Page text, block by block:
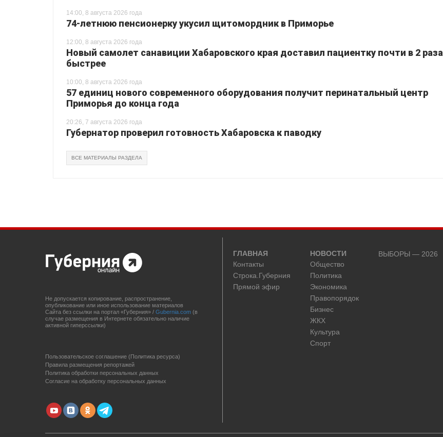
14:00, 8 августа 2026 года
74-летнюю пенсионерку укусил щитомордник в Приморье
12:00, 8 августа 2026 года
Новый самолет санавиции Хабаровского края доставил пациентку почти в 2 раза
быстрее
10:00, 8 августа 2026 года
57 единиц нового современного оборудования получит перинатальный центр
Приморья до конца года
20:26, 7 августа 2026 года
Губернатор проверил готовность Хабаровска к паводку
ВСЕ МАТЕРИАЛЫ РАЗДЕЛА
Не допускается копирование, распространение,
опубликование или иное использование материалов
Сайта без ссылки на портал «Губерния» / Gubernia.com (в
случае размещения в Интернете обязательно наличие
активной гиперссылки)
Пользовательское соглашение (Политика ресурса)
Правила размещения репортажей
Политика обработки персональных данных
Согласие на обработку персональных данных
ГЛАВНАЯ
Контакты
Строка.Губерния
Прямой эфир
НОВОСТИ
Общество
Политика
Экономика
Правопорядок
Бизнес
ЖКХ
Культура
Спорт
ВЫБОРЫ — 2026